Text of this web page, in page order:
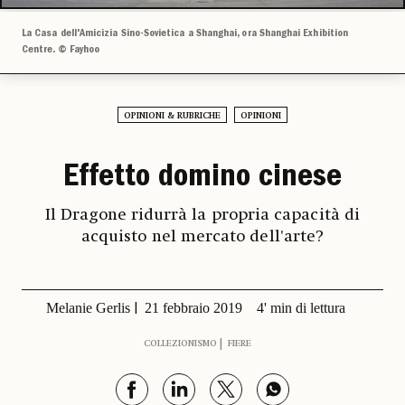
La Casa dell'Amicizia Sino-Sovietica a Shanghai, ora Shanghai Exhibition
Centre. © Fayhoo
OPINIONI & RUBRICHE OPINIONI
Effetto domino cinese
Il Dragone ridurrà la propria capacità di
acquisto nel mercato dell'arte?
Melanie Gerlis 21 febbraio 2019 4' min di lettura
COLLEZIONISMO FIERE